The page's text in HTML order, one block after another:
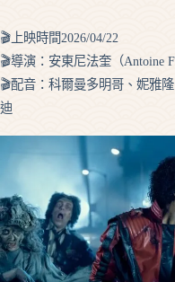
🎬上映時間2026/04/22
🎬導演：安東尼法奎（Antoine
🎬配音：科爾曼多明哥、妮雅
迪